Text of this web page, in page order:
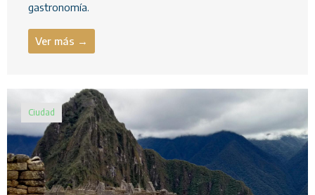
gastronomía.
Ver más →
Ciudad